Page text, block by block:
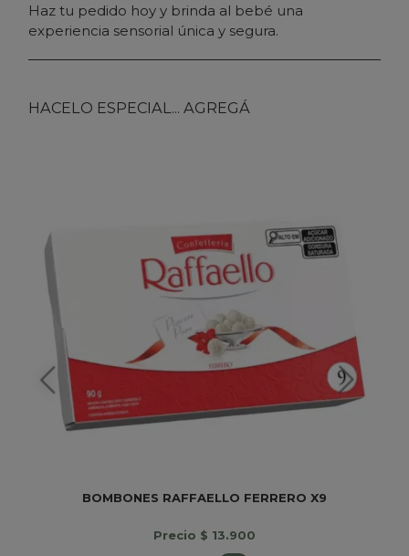
Haz tu pedido hoy y brinda al bebé una
experiencia sensorial única y segura.
HACELO ESPECIAL... AGREGÁ
BOMBONES RAFFAELLO FERRERO X9
Precio $ 13.900